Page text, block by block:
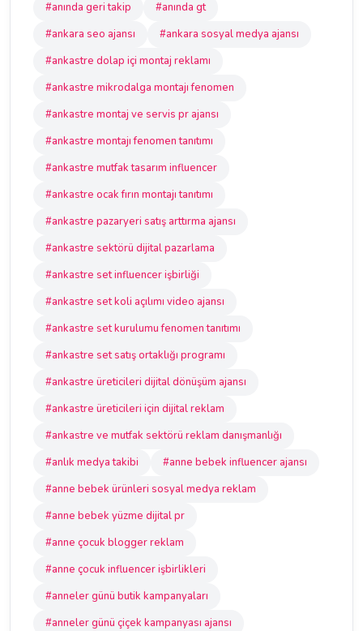
#anında geri takip
#anında gt
#ankara seo ajansı
#ankara sosyal medya ajansı
#ankastre dolap içi montaj reklamı
#ankastre mikrodalga montajı fenomen
#ankastre montaj ve servis pr ajansı
#ankastre montajı fenomen tanıtımı
#ankastre mutfak tasarım influencer
#ankastre ocak fırın montajı tanıtımı
#ankastre pazaryeri satış arttırma ajansı
#ankastre sektörü dijital pazarlama
#ankastre set influencer işbirliği
#ankastre set koli açılımı video ajansı
#ankastre set kurulumu fenomen tanıtımı
#ankastre set satış ortaklığı programı
#ankastre üreticileri dijital dönüşüm ajansı
#ankastre üreticileri için dijital reklam
#ankastre ve mutfak sektörü reklam danışmanlığı
#anlık medya takibi
#anne bebek influencer ajansı
#anne bebek ürünleri sosyal medya reklam
#anne bebek yüzme dijital pr
#anne çocuk blogger reklam
#anne çocuk influencer işbirlikleri
#anneler günü butik kampanyaları
#anneler günü çiçek kampanyası ajansı